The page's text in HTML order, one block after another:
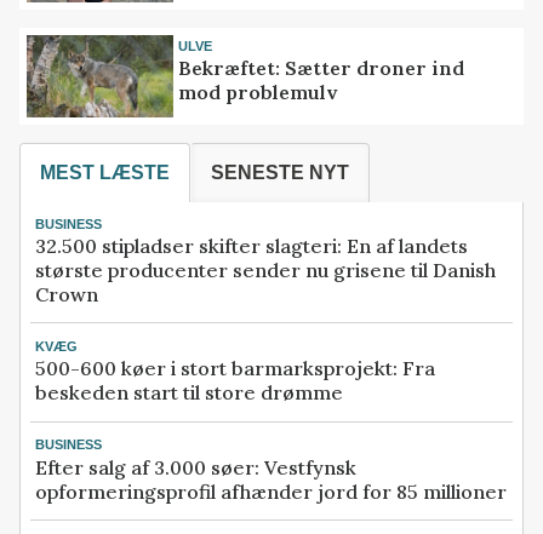
ULVE
Bekræftet: Sætter droner ind
mod problemulv
MEST LÆSTE SENESTE NYT
BUSINESS
32.500 stipladser skifter slagteri: En af landets
største producenter sender nu grisene til Danish
Crown
KVÆG
500-600 køer i stort barmarksprojekt: Fra
beskeden start til store drømme
BUSINESS
Efter salg af 3.000 søer: Vestfynsk
opformeringsprofil afhænder jord for 85 millioner